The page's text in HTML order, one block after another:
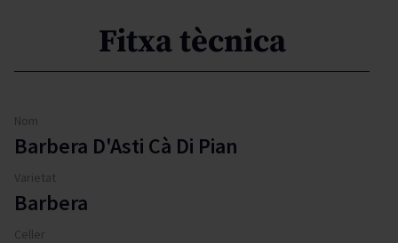
Fitxa tècnica
Nom
Barbera D'Asti Cà Di Pian
Varietat
Barbera
Celler